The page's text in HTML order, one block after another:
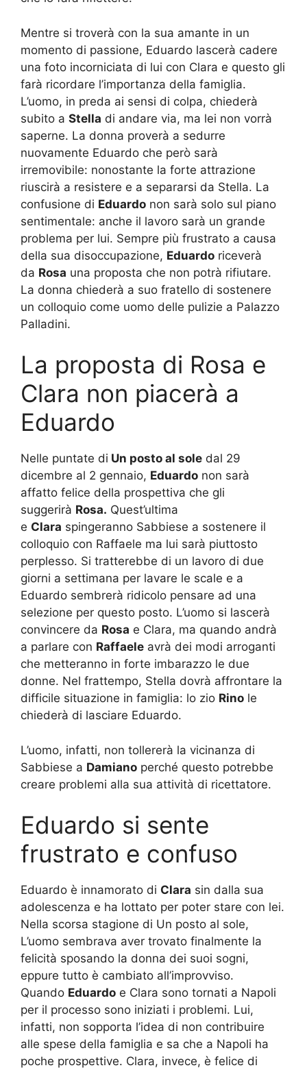
Mentre si troverà con la sua amante in un
momento di passione, Eduardo lascerà cadere
una foto incorniciata di lui con Clara e questo gli
farà ricordare l’importanza della famiglia.
L’uomo, in preda ai sensi di colpa, chiederà
subito a Stella di andare via, ma lei non vorrà
saperne. La donna proverà a sedurre
nuovamente Eduardo che però sarà
irremovibile: nonostante la forte attrazione
riuscirà a resistere e a separarsi da Stella. La
confusione di Eduardo non sarà solo sul piano
sentimentale: anche il lavoro sarà un grande
problema per lui. Sempre più frustrato a causa
della sua disoccupazione, Eduardo riceverà
da Rosa una proposta che non potrà rifiutare.
La donna chiederà a suo fratello di sostenere
un colloquio come uomo delle pulizie a Palazzo
Palladini.
La proposta di Rosa e
Clara non piacerà a
Eduardo
Nelle puntate di Un posto al sole dal 29
dicembre al 2 gennaio, Eduardo non sarà
affatto felice della prospettiva che gli
suggerirà Rosa. Quest’ultima
e Clara spingeranno Sabbiese a sostenere il
colloquio con Raffaele ma lui sarà piuttosto
perplesso. Si tratterebbe di un lavoro di due
giorni a settimana per lavare le scale e a
Eduardo sembrerà ridicolo pensare ad una
selezione per questo posto. L’uomo si lascerà
convincere da Rosa e Clara, ma quando andrà
a parlare con Raffaele avrà dei modi arroganti
che metteranno in forte imbarazzo le due
donne. Nel frattempo, Stella dovrà affrontare la
difficile situazione in famiglia: lo zio Rino le
chiederà di lasciare Eduardo.
L’uomo, infatti, non tollererà la vicinanza di
Sabbiese a Damiano perché questo potrebbe
creare problemi alla sua attività di ricettatore.
Eduardo si sente
frustrato e confuso
Eduardo è innamorato di Clara sin dalla sua
adolescenza e ha lottato per poter stare con lei.
Nella scorsa stagione di Un posto al sole,
L’uomo sembrava aver trovato finalmente la
felicità sposando la donna dei suoi sogni,
eppure tutto è cambiato all’improvviso.
Quando Eduardo e Clara sono tornati a Napoli
per il processo sono iniziati i problemi. Lui,
infatti, non sopporta l’idea di non contribuire
alle spese della famiglia e sa che a Napoli ha
poche prospettive. Clara, invece, è felice di